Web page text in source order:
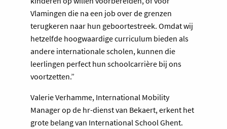
Vlamingen die na een job over de grenzen
terugkeren naar hun geboortestreek. Omdat wij
hetzelfde hoogwaardige curriculum bieden als
andere internationale scholen, kunnen die
leerlingen perfect hun schoolcarrière bij ons
voortzetten.”
Valerie Verhamme, International Mobility
Manager op de hr-dienst van Bekaert, erkent het
grote belang van International School Ghent.